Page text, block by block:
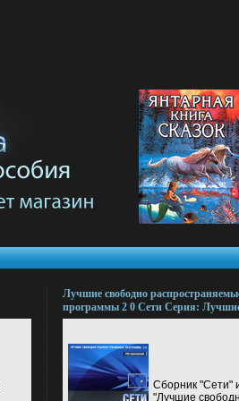
Лучшие свободно
программы 2 0 Сети Серия:
свободно распространяемые
Сборник "Сети"
"Лучшие